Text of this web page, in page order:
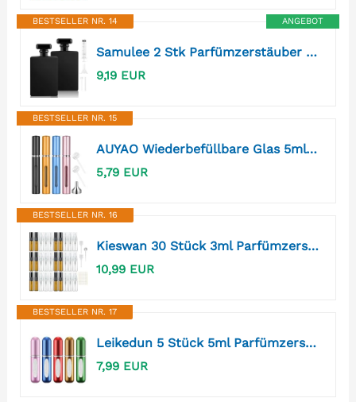
ANGEBOT
BESTSELLER NR. 14
Samulee 2 Stk Parfümzerstäuber Glas Schwarz 100ml Nachfüllbar für Reise
9,19 EUR
BESTSELLER NR. 15
AUYAO Wiederbefüllbare Glas 5ml Parfümflasche mit Verlängerter Sprüher und Trichter 7PC Parfümzerstäuber Nachfüllbar Aluminium Parfüm Zerstäuber Nachfüllbar Leer Reise Parfümzerstäuber Parfümflakon-B
5,79 EUR
BESTSELLER NR. 16
Kieswan 30 Stück 3ml Parfümzerstäuber Leer Sprühflasche Glas Klein zum Befüllen, Mini Pump Taschen ParfumFlakon Nachfüllbar Parfümproben für Reise Transparentes Bernstein mit Pipetten Presskopf
10,99 EUR
BESTSELLER NR. 17
Leikedun 5 Stück 5ml Parfümzerstäuber, Nachfüllbare Parfüm Zerstäuber Taschenzerstäuber, Mini Portable Sprühflaschen, Leere Spray Fläschchen Flakon Atomizer mit Fenster für Unterwegs (5pc 5ml)
7,99 EUR